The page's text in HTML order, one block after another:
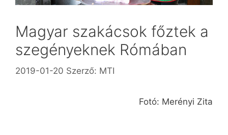
Magyar szakácsok főztek a
szegényeknek Rómában
2019-01-20 Szerző: MTI
Fotó: Merényi Zita